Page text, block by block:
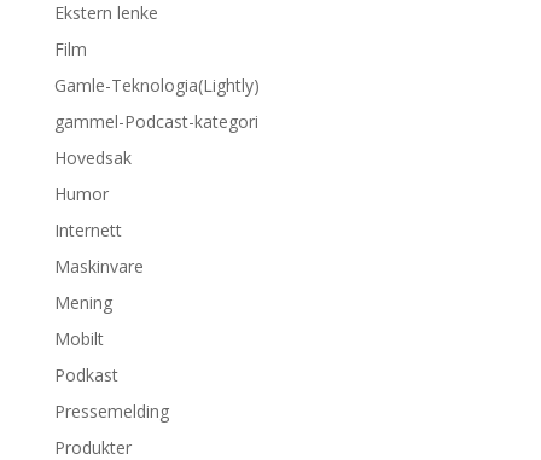
Ekstern lenke
Film
Gamle-Teknologia(Lightly)
gammel-Podcast-kategori
Hovedsak
Humor
Internett
Maskinvare
Mening
Mobilt
Podkast
Pressemelding
Produkter